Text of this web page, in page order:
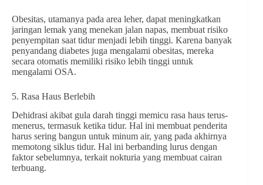
Obesitas, utamanya pada area leher, dapat meningkatkan
jaringan lemak yang menekan jalan napas, membuat risiko
penyempitan saat tidur menjadi lebih tinggi. Karena banyak
penyandang diabetes juga mengalami obesitas, mereka
secara otomatis memiliki risiko lebih tinggi untuk
mengalami OSA.
5. Rasa Haus Berlebih
Dehidrasi akibat gula darah tinggi memicu rasa haus terus-
menerus, termasuk ketika tidur. Hal ini membuat penderita
harus sering bangun untuk minum air, yang pada akhirnya
memotong siklus tidur. Hal ini berbanding lurus dengan
faktor sebelumnya, terkait nokturia yang membuat cairan
terbuang.